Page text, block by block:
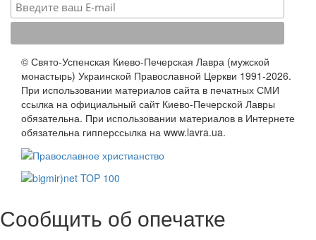
© Свято-Успенская Киево-Печерская Лавра (мужской
монастырь) Украинской Православной Церкви 1991-2026.
При использовании материалов сайта в печатных СМИ
ссылка на официальный сайт Киево-Печерской Лавры
обязательна. При использовании материалов в Интернете
обязательна гипперссылка на www.lavra.ua.
Сообщить об опечатке